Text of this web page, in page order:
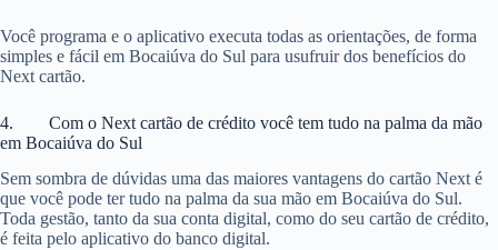
Você programa e o aplicativo executa todas as orientações, de forma
simples e fácil em Bocaiúva do Sul para usufruir dos benefícios do
Next cartão.
4. Com o Next cartão de crédito você tem tudo na palma da mão
em Bocaiúva do Sul
Sem sombra de dúvidas uma das maiores vantagens do cartão Next é
que você pode ter tudo na palma da sua mão em Bocaiúva do Sul.
Toda gestão, tanto da sua conta digital, como do seu cartão de crédito,
é feita pelo aplicativo do banco digital.